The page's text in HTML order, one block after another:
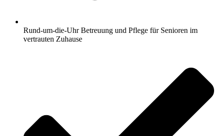
Rund-um-die-Uhr Betreuung und Pflege für Senioren im
vertrauten Zuhause